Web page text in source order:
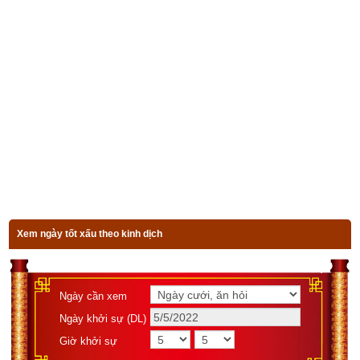
Luận giải
Đầu tiên nhưng lại là quan trọng nhất trong chọn
số tài khoản
Xem ngày tốt xấu theo kinh dịch
Ngày cần xem
Ngày khởi sự (DL)
Giờ khởi sự